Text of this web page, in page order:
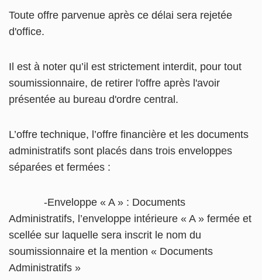
Toute offre parvenue après ce délai sera rejetée
d'office.
Il est à noter qu’il est strictement interdit, pour tout
soumissionnaire, de retirer l'offre après l'avoir
présentée au bureau d'ordre central.
L’offre technique, l’offre financière et les documents
administratifs sont placés dans trois enveloppes
séparées et fermées :
-Enveloppe « A » : Documents
Administratifs, l’enveloppe intérieure « A » fermée et
scellée sur laquelle sera inscrit le nom du
soumissionnaire et la mention « Documents
Administratifs »